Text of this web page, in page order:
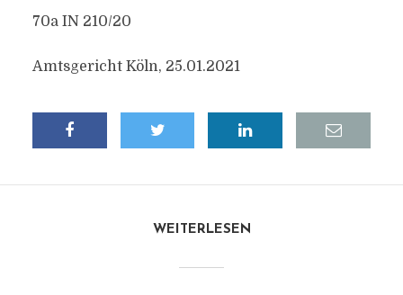
70a IN 210/20
Amtsgericht Köln, 25.01.2021
WEITERLESEN